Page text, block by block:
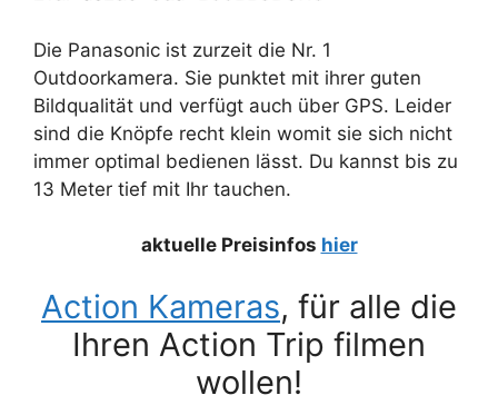
Die Panasonic ist zurzeit die Nr. 1
Outdoorkamera. Sie punktet mit ihrer guten
Bildqualität und verfügt auch über GPS. Leider
sind die Knöpfe recht klein womit sie sich nicht
immer optimal bedienen lässt. Du kannst bis zu
13 Meter tief mit Ihr tauchen.
aktuelle Preisinfos hier
Action Kameras, für alle die
Ihren Action Trip filmen
wollen!